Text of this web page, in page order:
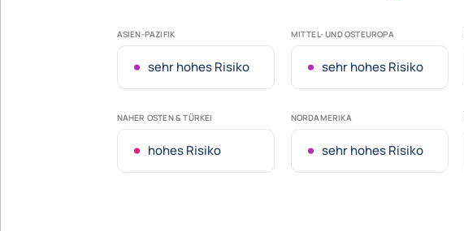
ASIEN-PAZIFIK
sehr hohes Risiko
MITTEL- UND OSTEUROPA
sehr hohes Risiko
NAHER OSTEN & TÜRKEI
hohes Risiko
NORDAMERIKA
sehr hohes Risiko